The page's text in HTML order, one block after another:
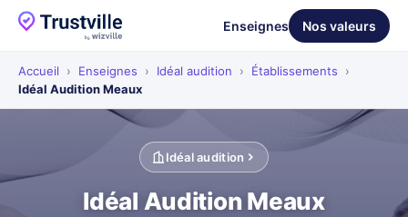
Enseignes Nos valeurs
Accueil › Enseignes › Idéal audition › Établissements
›
Idéal Audition Meaux
Idéal audition
Idéal Audition Meaux